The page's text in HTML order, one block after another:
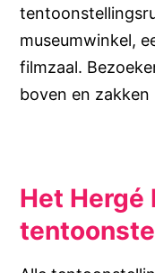
museumwinkel,
filmzaal.
boven en
Het Hergé